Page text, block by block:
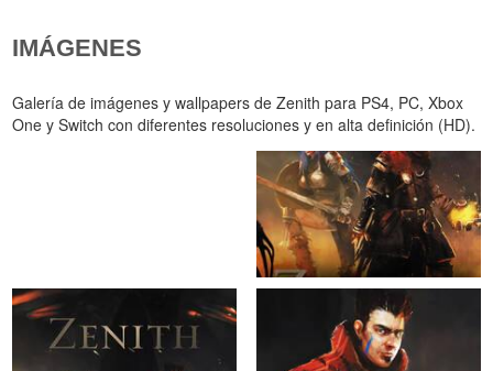
IMÁGENES
Galería de imágenes y wallpapers de Zenith para PS4, PC, Xbox
One y Switch con diferentes resoluciones y en alta definición (HD).